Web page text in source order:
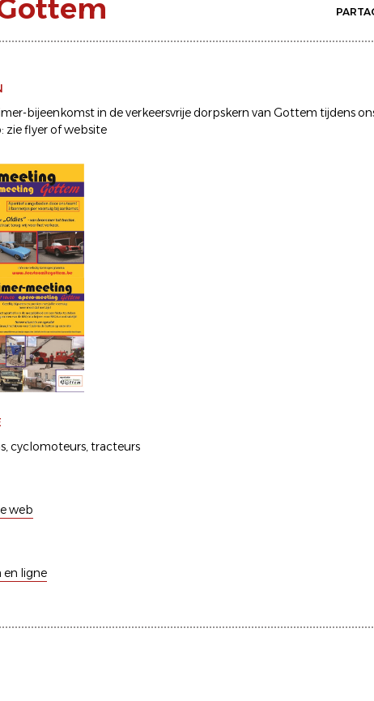
bijeenkomst in de verkeersvrije dorpskern van Gottem tijdens
zie flyer of website
cyclomoteurs tracteurs
web
en ligne